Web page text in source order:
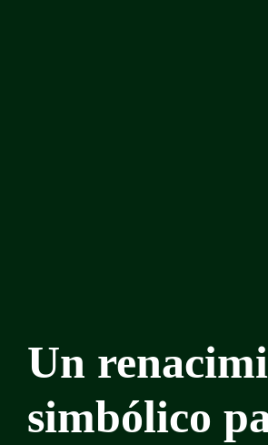
Un
simbólico